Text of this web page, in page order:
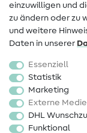
Beliebt
Stoffe
Sale
Schnittmuster
einzuwilligen und
zu ändern oder zu
und weitere
Daten in unserer
Essenziell
Statistik
Marketing
Externe
DHL
Funktional